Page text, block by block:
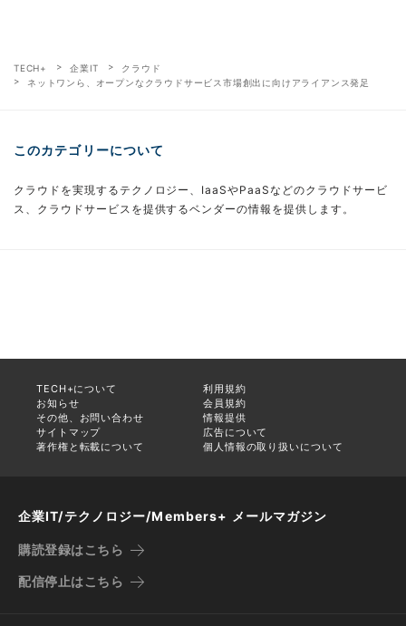
TECH+ 企業IT
クラウド
ネットワンら、オープンなクラウドサービス市場創出に向けアライアンス発足
このカテゴリーについて
クラウドを実現するテクノロジー、IaaSやPaaSなどのクラウドサービ
ス、クラウドサービスを提供するベンダーの情報を提供します。
TECH+について
利用規約
お知らせ
会員規約
その他、お問い合わせ
情報提供
サイトマップ
広告について
著作権と転載について
個人情報の取り扱いについて
企業IT/テクノロジー/Members+ メールマガジン
購読登録はこちら
配信停止はこちら